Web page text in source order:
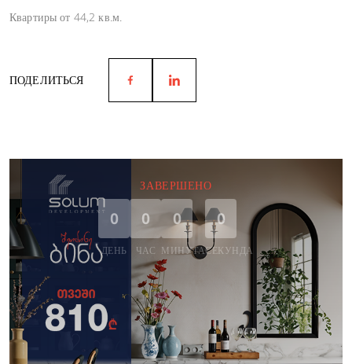
Квартиры от 44,2 кв.м.
ПОДЕЛИТЬСЯ
ЗАВЕРШЕНО
0
ДЕНЬ
0
ЧАС
0
МИНУТА
0
СЕКУНДА